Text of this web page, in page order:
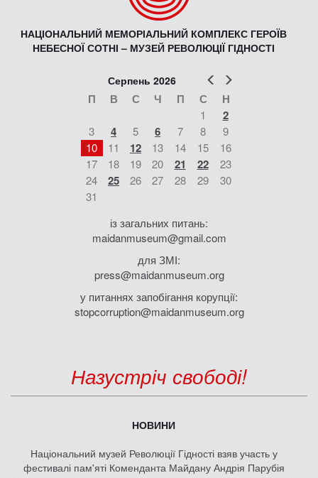
НАЦІОНАЛЬНИЙ МЕМОРІАЛЬНИЙ КОМПЛЕКС ГЕРОЇВ
НЕБЕСНОЇ СОТНІ – МУЗЕЙ РЕВОЛЮЦІЇ ГІДНОСТІ
Попер
Серпень 2026
П В С Ч П С Н
1 2
3 4 5 6 7 8
9
10
11 12 13 14 15
16
17
18 19 20 21 22
23
24
25 26 27 28 29
30
31
із загальних питань:
maidanmuseum@gmail.com
для ЗМІ:
press@maidanmuseum.org
у питаннях запобігання корупції:
stopcorruption@maidanmuseum.org
Назустріч свободі!
НОВИНИ
Національний музей Революції Гідності взяв участь у
фестивалі пам'яті Коменданта Майдану Андрія Парубія